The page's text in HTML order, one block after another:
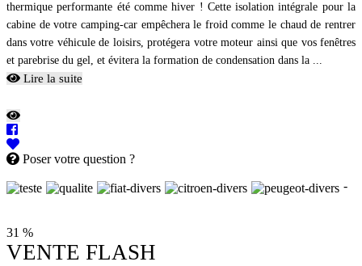
thermique performante été comme hiver ! Cette isolation intégrale pour la
cabine de votre camping-car empêchera le froid comme le chaud de rentrer
dans votre véhicule de loisirs, protégera votre moteur ainsi que vos fenêtres
et parebrise du gel, et évitera la formation de condensation dans la ...
Lire la suite
Poser votre question ?
-
31 %
VENTE FLASH